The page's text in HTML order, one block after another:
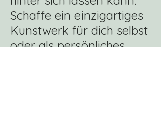
Schaffe ein einzigartiges
Kunstwerk für dich selbst
oder als persönliches